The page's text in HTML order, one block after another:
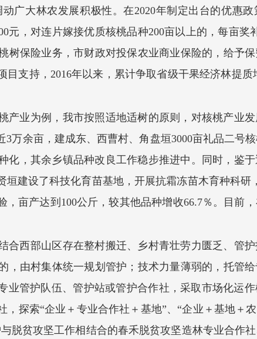
广大林农发展积极性。在2020年制定出台的优惠
元，对连片嫁接优质核桃品种200亩以上的，每亩奖
保险业务，市财政对投保农业商业保险的，给予保
支持，2016年以来，累计争取省级干果经济林提质
产业为例，我市按照适地适树的原则，对核桃产业
万余亩，建成东、西曹村、角盘垣3000亩礼品二号核
化，其余乡镇品种改良工作稳步推进中。同时，鉴
建设了科技化育苗基地，开展抗霜冻苗木育种科研
亩产达到100公斤，较其他品种增收66.7％。目前
合西部山区存在整村搬迁、乡村青壮劳力匮乏、管
，由村集体统一规划管护；技术力量薄弱的，托管
业管护队伍、管护站或管护合作社，采取市场化运
探索“企业＋专业合作社＋基地”、“企业＋基地＋
脱贫攻坚工作相结合的春禾脱贫攻坚造林专业合作